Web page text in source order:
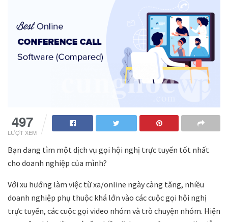
497
LƯỢT XEM
Bạn đang tìm một dịch vụ gọi hội nghị trực tuyến tốt nhất
cho doanh nghiệp của mình?
Với xu hướng làm việc từ xa/online ngày càng tăng, nhiều
doanh nghiệp phụ thuộc khá lớn vào các cuộc gọi hội nghị
trực tuyến, các cuộc gọi video nhóm và trò chuyện nhóm. Hiện